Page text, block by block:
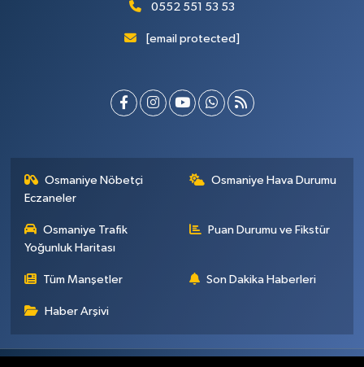
0552 551 53 53
[email protected]
Osmaniye Nöbetçi
Eczaneler
Osmaniye Hava Durumu
Osmaniye Trafik
Yoğunluk Haritası
Puan Durumu ve Fikstür
Tüm Manşetler Son Dakika Haberleri
Haber Arşivi